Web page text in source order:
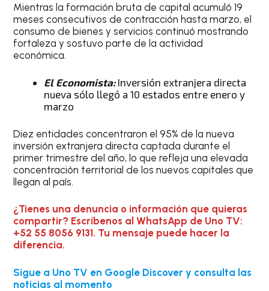
Mientras la formación bruta de capital acumuló 19
meses consecutivos de contracción hasta marzo, el
consumo de bienes y servicios continuó mostrando
fortaleza y sostuvo parte de la actividad
económica.
El Economista:Inversión extranjera directa
nueva sólo llegó a 10 estados entre enero y
marzo
Diez entidades concentraron el 95% de la nueva
inversión extranjera directa captada durante el
primer trimestre del año, lo que refleja una elevada
concentración territorial de los nuevos capitales que
llegan al país.
¿Tienes una denuncia o información que quieras
compartir? Escríbenos al WhatsApp de Uno TV:
+52 55 8056 9131. Tu mensaje puede hacer la
diferencia.
Sigue a Uno TV en Google Discover y consulta las
noticias al momento